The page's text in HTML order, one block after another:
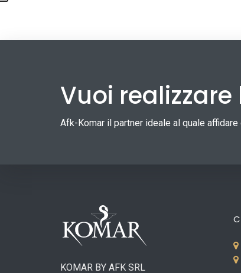
Vuoi
Afk-Komar il partner ideale al quale
KOMAR BY AFK SRL